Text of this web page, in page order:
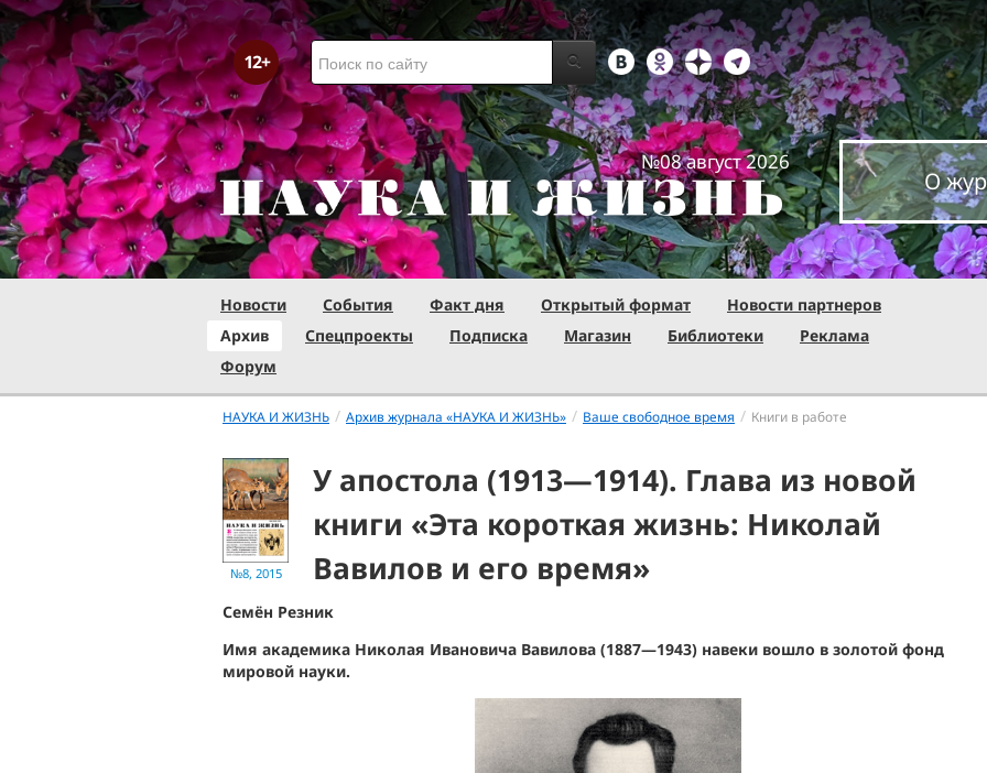
№08 август 2026
О
Новости События Факт дня Открытый формат
Новости партнеров
Архив
Спецпроекты Подписка Магазин Библиотеки
Реклама
Форум
НАУКА И ЖИЗНЬ / Архив журнала «НАУКА И ЖИЗНЬ» / Ваше свободное время / Книги в работе
№8, 2015
У апостола (1913—1914). Глава из новой
книги «Эта короткая жизнь: Николай
Вавилов и его время»
Семён Резник
Имя академика Николая Ивановича Вавилова (1887—1943) навеки вошло в золотой фонд
мировой науки.